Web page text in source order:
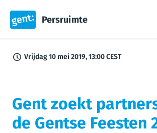
Persruimte
Vrijdag 10 mei 2019, 13:00 CEST
Gent zoekt
de Gentse Feesten